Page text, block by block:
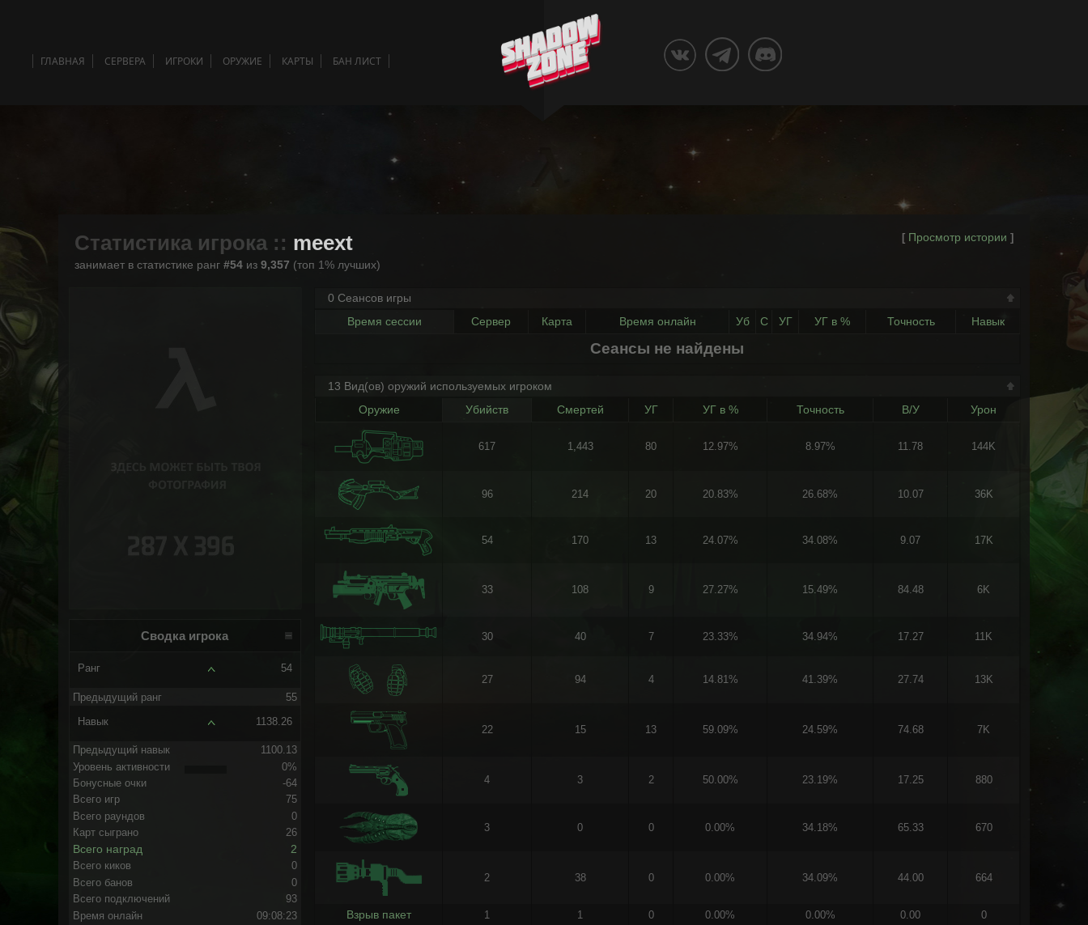
ГЛАВНАЯ СЕРВЕРА ИГРОКИ ОРУЖИЕ КАРТЫ БАН ЛИСТ
[ Просмотр истории ]
Статистика игрока :: meext
занимает в статистике ранг #54из 9,357 (топ 1% лучших)
Сводка игрока
Ранг 54
Предыдущий ранг 55
Навык 1138.26
Предыдущий навык
1100.13
Уровень активности
0%
Бонусные очки
-64
Всего игр
75
Всего раундов
0
Карт сыграно
26
Всего наград 2
Всего киков
0
Всего банов
0
Всего подключений
93
Время онлайн
09:08:23
0 Сеансов игры
Время сессии
Сервер Карта Время онлайн Уб С УГ УГ в % Точность Навык
Сеансы не найдены
13 Вид(ов) оружий используемых игроком
Оружие
Убийств Смертей УГ УГ в % Точность В/У Урон
617 1,443 80 12.97% 8.97% 11.78 144K
96 214 20 20.83% 26.68% 10.07 36K
54 170 13 24.07% 34.08% 9.07 17K
33 108 9 27.27% 15.49% 84.48 6K
30 40 7 23.33% 34.94% 17.27 11K
27 94 4 14.81% 41.39% 27.74 13K
22 15 13 59.09% 24.59% 74.68 7K
4 3 2 50.00% 23.19% 17.25 880
3 0 0 0.00% 34.18% 65.33 670
2 38 0 0.00% 34.09% 44.00 664
Взрыв пакет 1 1 0 0.00% 0.00% 0.00 0